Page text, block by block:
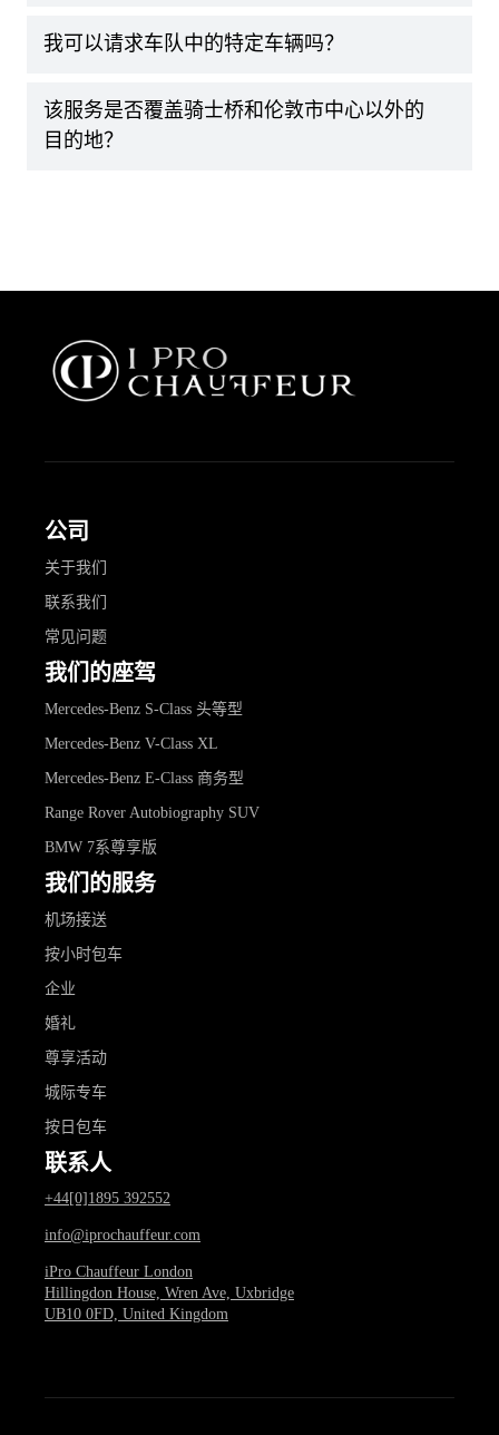
我可以请求车队中的特定车辆吗？
该服务是否覆盖骑士桥和伦敦市中心以外的
目的地？
公司
关于我们
联系我们
常见问题
我们的座驾
Mercedes-Benz S-Class 头等型
Mercedes-Benz V-Class XL
Mercedes-Benz E-Class 商务型
Range Rover Autobiography SUV
BMW 7系尊享版
我们的服务
机场接送
按小时包车
企业
婚礼
尊享活动
城际专车
按日包车
联系人
+44[0]1895 392552
info@iprochauffeur.com
iPro Chauffeur London
Hillingdon House, Wren Ave, Uxbridge
UB10 0FD, United Kingdom